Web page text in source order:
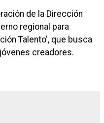
de la Dirección
regional para
Talento', que busca
creadores.